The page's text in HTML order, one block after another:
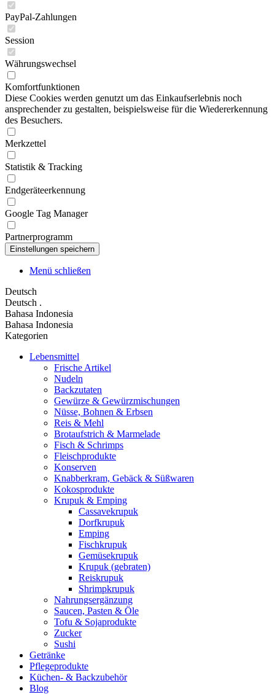
PayPal-Zahlungen
Session
Währungswechsel
Komfortfunktionen
Diese Cookies werden genutzt um das Einkaufserlebnis noch
ansprechender zu gestalten, beispielsweise für die Wiedererkennung
des Besuchers.
Merkzettel
Statistik & Tracking
Endgeräteerkennung
Google Tag Manager
Partnerprogramm
Menü schließen
Deutsch
Deutsch .
Bahasa Indonesia
Bahasa Indonesia
Kategorien
Lebensmittel
Frische Artikel
Nudeln
Backzutaten
Gewürze & Gewürzmischungen
Nüsse, Bohnen & Erbsen
Reis & Mehl
Brotaufstrich & Marmelade
Fisch & Schrimps
Fleischprodukte
Konserven
Knabberkram, Gebäck & Süßwaren
Kokosprodukte
Krupuk & Emping
Cassavekrupuk
Dorfkrupuk
Emping
Fischkrupuk
Gemüsekrupuk
Krupuk (gebraten)
Reiskrupuk
Shrimpkrupuk
Nahrungsergänzung
Saucen, Pasten & Öle
Tofu & Sojaprodukte
Zucker
Sushi
Getränke
Pflegeprodukte
Küchen- & Backzubehör
Blog